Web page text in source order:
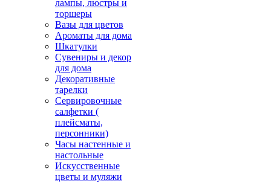
лампы, люстры и
торшеры
Вазы для цветов
Ароматы для дома
Шкатулки
Сувениры и декор
для дома
Декоративные
тарелки
Сервировочные
салфетки (
плейсматы,
персонники)
Часы настенные и
настольные
Искусственные
цветы и муляжи